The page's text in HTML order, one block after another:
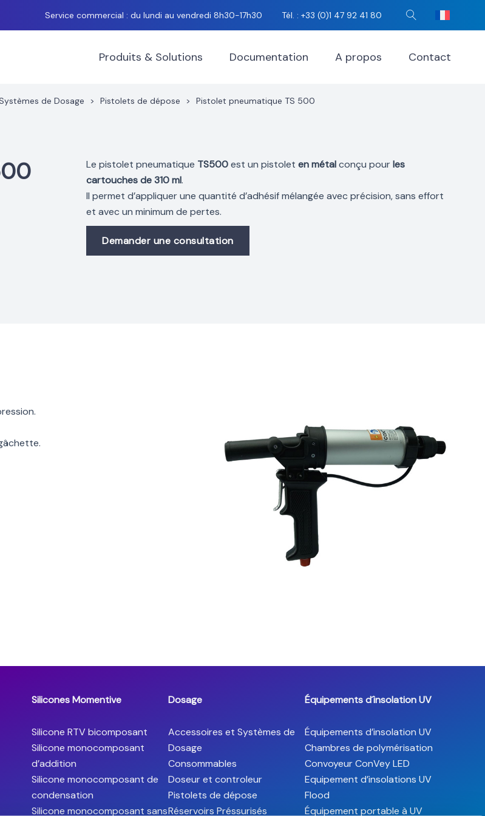
Service commercial : du lundi au vendredi 8h30-17h30 Tél. : +33 (0)1 47 92 41 80 Rechercher
Produits & Solutions Documentation A propos Contact
de Dosage > Pistolets de dépose > Pistolet pneumatique TS 500
Le pistolet pneumatique TS500est un pistolet en métalconçu pourles
cartouches de 310 ml.
Il permet d’appliquer une quantité d’adhésif mélangée avec précision, sans effort
et avec un minimum de pertes.
Demander une consultation
Silicones Momentive
Silicone RTV bicomposant
Silicone monocomposant
d’addition
Silicone monocomposant de
condensation
Silicone monocomposant sans
Dosage
Accessoires et Systèmes de
Dosage
Consommables
Doseur et controleur
Pistolets de dépose
Réservoirs Préssurisés
Équipements d´insolation UV
Équipements d’insolation UV
Chambres de polymérisation
Convoyeur ConVey LED
Equipement d’insolations UV
Flood
Équipement portable à UV